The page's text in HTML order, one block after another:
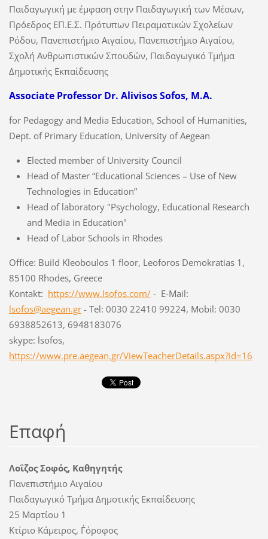
Παιδαγωγική με έμφαση στην Παιδαγωγική των Μέσων,
Πρόεδρος ΕΠ.Ε.Σ. Πρότυπων Πειραματικών Σχολείων
Ρόδου, Πανεπιστήμιο Αιγαίου, Πανεπιστήμιο Αιγαίου,
Σχολή Ανθρωπιστικών Σπουδών, Παιδαγωγικό Τμήμα
Δημοτικής Εκπαίδευσης
Αssociate Professor Dr. Alivisos Sofos, Μ.Α.
for Pedagogy and Media Education, School of Humanities,
Dept. of Primary Education, University of Aegean
Elected member of University Council
Head of Master “Educational Sciences – Use of New
Technologies in Education”
Head of laboratory "Psychology, Educational Research
and Media in Education"
Head of Labor Schools in Rhodes
Office: Build Kleoboulos 1 floor, Leoforos Demokratias 1,
85100 Rhodes, Greece
Kontakt: https://www.lsofos.com/- E-Mail:
lsofos@aegean.gr- Tel: 0030 22410 99224, Mobil: 0030
6938852613, 6948183076
skype: lsofos,
https://www.pre.aegean.gr/ViewTeacherDetails.aspx?id=16
Επαφή
Λοΐζος Σοφός, Καθηγητής
Πανεπιστήμιο Αιγαίου
Παιδαγωγικό Τμήμα Δημοτικής Εκπαίδευσης
25 Μαρτίου 1
Κτίριο Κάμειρος, Γ΄όροφος